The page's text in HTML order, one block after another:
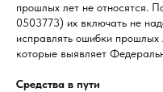
прошлых лет не относятся.
0503773) их включать не
исправлять ошибки
которые выявляет
Средства в пути